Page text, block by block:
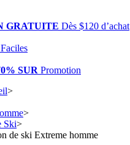
GRATUITE Dès $120 d’achat
Faciles
SUR Promotion
>
>
Ski>
de ski Extreme homme